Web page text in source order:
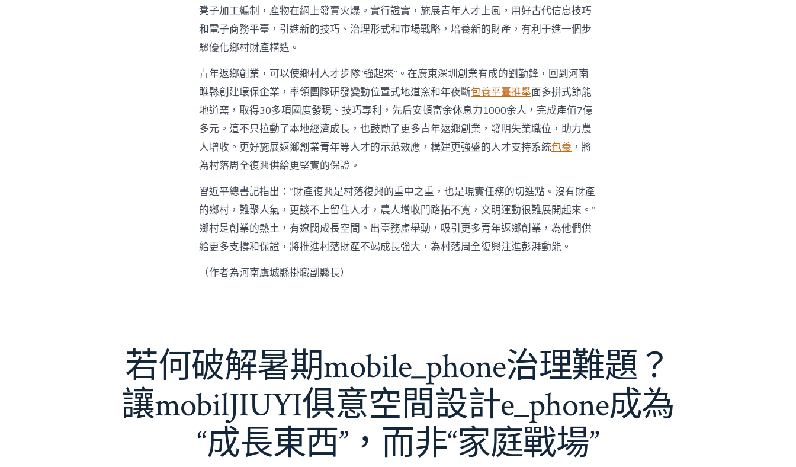
凳子加工編制，產物在網上發賣火爆。實行證實，施展青年人才上風，用好古代信息技巧
和電子商務平臺，引進新的技巧、治理形式和市場戰略，培養新的財產，有利于進一個步
驟優化鄉村財產構造。
青年返鄉創業，可以使鄉村人才步隊“強起來”。在廣東深圳創業有成的劉勤鋒，回到河南
睢縣創建環保企業，率領團隊研發變動位置式地道窯和年夜斷包養平臺推舉面多拼式節能
地道窯，取得30多項國度發現、技巧專利，先后安頓富余休息力1000余人，完成產值7億
多元。這不只拉動了本地經濟成長，也鼓勵了更多青年返鄉創業，發明失業職位，助力農
人增收。更好施展返鄉創業青年等人才的示范效應，構建更強盛的人才支持系統包養 ，將
為村落周全復興供給更堅實的保證。
習近平總書記指出：“財產復興是村落復興的重中之重，也是現實任務的切進點。沒有財產
的鄉村，難聚人氣，更談不上留住人才，農人增收門路拓不寬，文明運動很難展開起來。”
鄉村是創業的熱土，有遼闊成長空間。出臺務虛舉動，吸引更多青年返鄉創業，為他們供
給更多支撐和保證，將推進村落財產不竭成長強大，為村落周全復興注進彭湃動能。
（作者為河南虞城縣掛職副縣長）
若何破解暑期mobile_phone治理難題？
讓mobilJIUYI俱意空間設計e_phone成為
“成長東西”，而非“家庭戰場”